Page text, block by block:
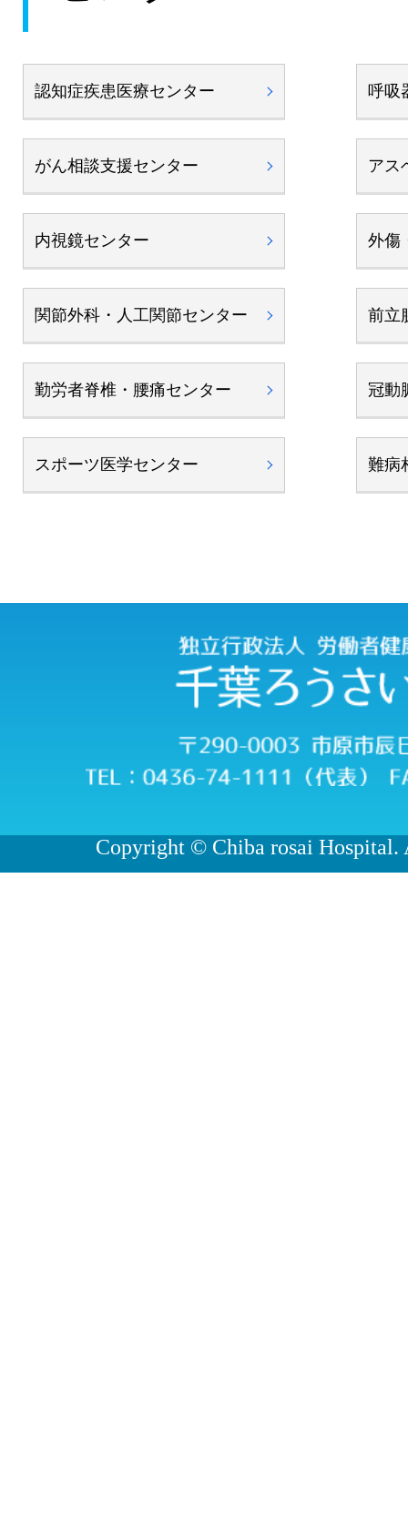
認知症疾患医療センター
がん相談支援センター
内視鏡センター
関節外科・人工関節センター
勤労者脊椎・腰痛センター
スポーツ医学センター
呼吸
アス
外傷
前立
冠動
難病
Copyright © Chiba rosai Hospital.